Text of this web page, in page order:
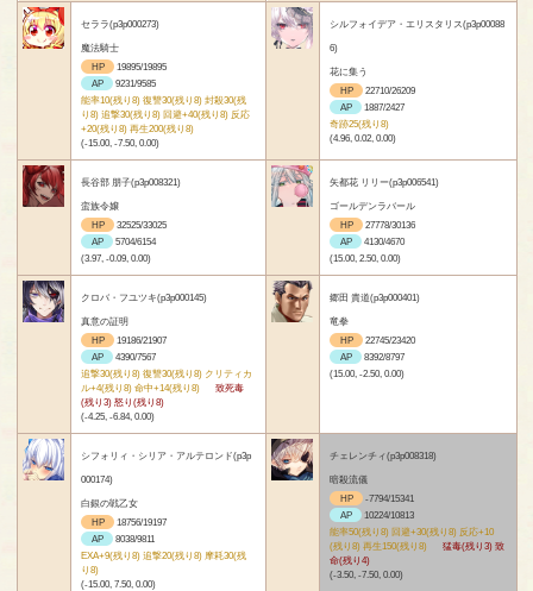
セララ(p3p000273)
魔法騎士
HP
19895/19895
AP
9231/9585
能率10(残り8) 復讐30(残り8) 封殺30(残
り8) 追撃30(残り8) 回避+40(残り8) 反応
+20(残り8) 再生200(残り8)
(-15.00, -7.50, 0.00)
シルフォイデア・エリスタリス(p3p00088
6)
花に集う
HP
22710/26209
AP
1887/2427
奇跡25(残り8)
(4.96, 0.02, 0.00)
長谷部 朋子(p3p008321)
蛮族令嬢
HP
32525/33025
AP
5704/6154
(3.97, -0.09, 0.00)
矢都花 リリー(p3p006541)
ゴールデンラバール
HP
27778/30136
AP
4130/4670
(15.00, 2.50, 0.00)
クロバ・フユツキ(p3p000145)
真意の証明
HP
19186/21907
AP
4390/7567
追撃30(残り8) 復讐30(残り8) クリティカ
ル+4(残り8) 命中+14(残り8)
致死毒
(残り3) 怒り(残り8)
(-4.25, -6.84, 0.00)
郷田 貴道(p3p000401)
竜拳
HP
22745/23420
AP
8392/8797
(15.00, -2.50, 0.00)
シフォリィ・シリア・アルテロンド(p3p
000174)
白銀の戦乙女
HP
18756/19197
AP
8038/9811
EXA+9(残り8) 追撃20(残り8) 摩耗30(残
り8)
(-15.00, 7.50, 0.00)
チェレンチィ(p3p008318)
暗殺流儀
HP
-7794/15341
AP
10224/10813
能率50(残り8) 回避+30(残り8) 反応+10
(残り8) 再生150(残り8)
猛毒(残り3) 致
命(残り4)
(-3.50, -7.50, 0.00)